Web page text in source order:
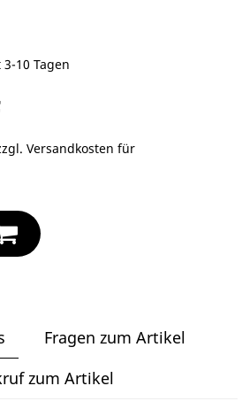
10 Tagen
Versandkosten für
Fragen zum Artikel
zum Artikel